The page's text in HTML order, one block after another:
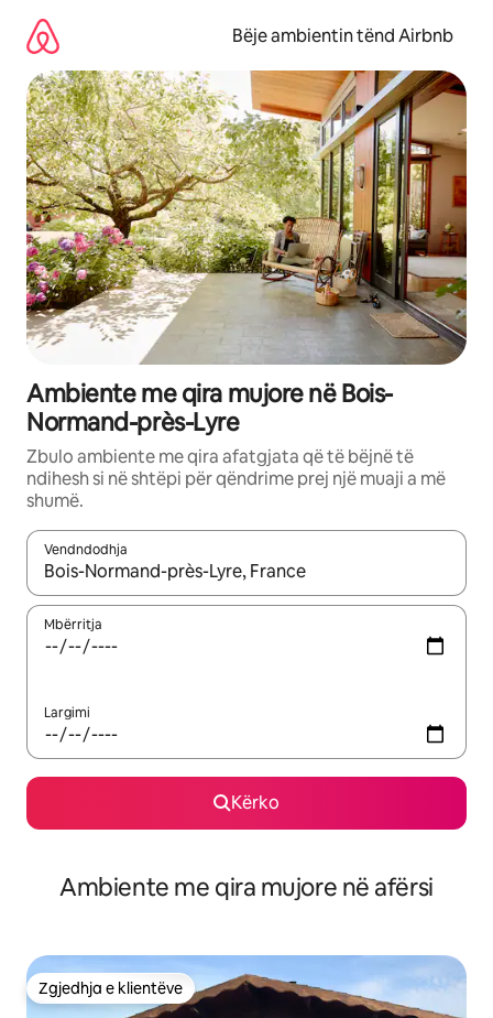
përmbajtja
Bëje ambientin tënd Airbnb
Ambiente me qira mujore në Bois-
Normand-près-Lyre
Zbulo ambiente me qira afatgjata që të bëjnë të
ndihesh si në shtëpi për qëndrime prej një muaji a më
shumë.
Vendndodhja
Kur rezultatet të jenë të disponueshme, lëviz me butonat e
Mbërritja
Largimi
Kërko
Ambiente me qira mujore në afërsi
Zgjedhja e klientëve
Zgjedhja e klientëve